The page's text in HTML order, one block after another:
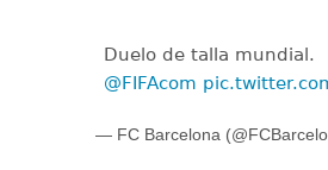
Duelo de talla mundial.
@FIFAcom
— FC Barcelona